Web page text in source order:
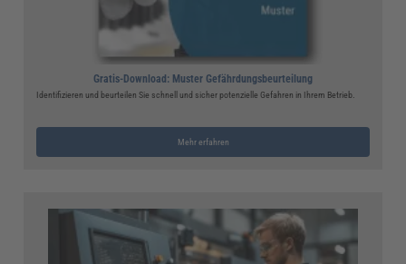
Gratis-Download: Muster Gefährdungsbeurteilung
Identifizieren und beurteilen Sie schnell und sicher potenzielle Gefahren in Ihrem Betrieb.
Mehr erfahren